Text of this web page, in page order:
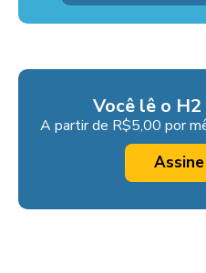
Você lê o
A partir de R$5,00 por